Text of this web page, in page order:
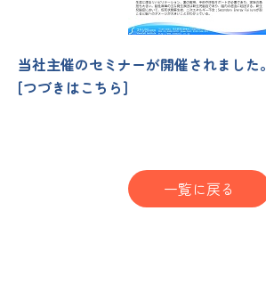
当社主催のセミナーが開催されました。
[つづきはこちら]
一覧に戻る